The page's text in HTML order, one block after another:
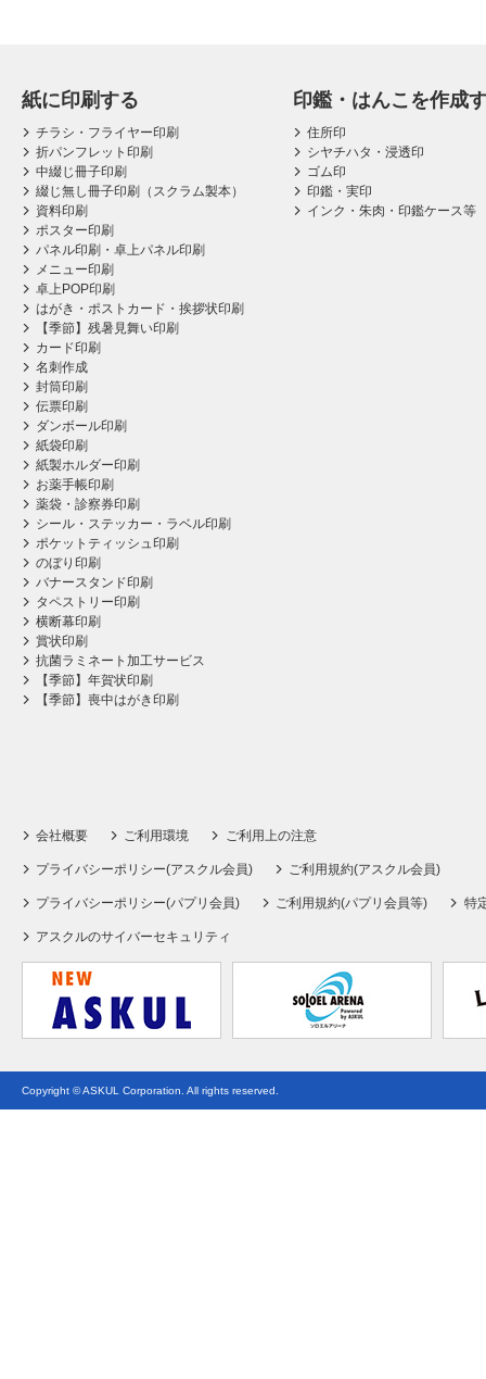
紙に印刷する
チラシ・フライヤー印刷
折パンフレット印刷
中綴じ冊子印刷
綴じ無し冊子印刷（スクラム製本）
資料印刷
ポスター印刷
パネル印刷・卓上パネル印刷
メニュー印刷
卓上POP印刷
はがき・ポストカード・挨拶状印刷
【季節】残暑見舞い印刷
カード印刷
名刺作成
封筒印刷
伝票印刷
ダンボール印刷
紙袋印刷
紙製ホルダー印刷
お薬手帳印刷
薬袋・診察券印刷
シール・ステッカー・ラベル印刷
ポケットティッシュ印刷
のぼり印刷
バナースタンド印刷
タペストリー印刷
横断幕印刷
賞状印刷
抗菌ラミネート加工サービス
【季節】年賀状印刷
【季節】喪中はがき印刷
印鑑・はんこを作成
住所印
シヤチハタ・浸透印
ゴム印
印鑑・実印
インク・朱肉・印鑑ケース等
会社概要 ご利用環境 ご利用上の注意
プライバシーポリシー(アスクル会員) ご利用規約(アスクル会員)
プライバシーポリシー(パプリ会員) ご利用規約(パプリ会員等) 特
アスクルのサイバーセキュリティ
Copyright © ASKUL Corporation. All rights reserved.